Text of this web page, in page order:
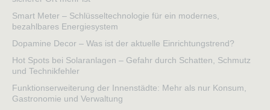
Smart Meter – Schlüsseltechnologie für ein modernes,
bezahlbares Energiesystem
Dopamine Decor – Was ist der aktuelle Einrichtungstrend?
Hot Spots bei Solaranlagen – Gefahr durch Schatten, Schmutz
und Technikfehler
Funktionserweiterung der Innenstädte: Mehr als nur Konsum,
Gastronomie und Verwaltung